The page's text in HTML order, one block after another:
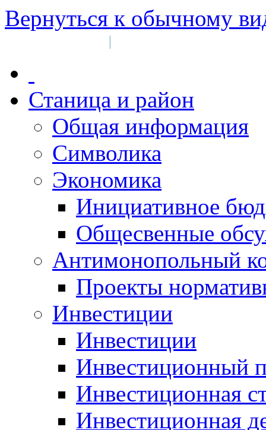
Вернуться к обычному
|
Станица и район
Общая информация
Символика
Экономика
Инициативное
Общесвенные
Антимонопольный
Проекты
Инвестиции
Инвестиции
Инвестиционный
Инвестиционная
Инвестиционная